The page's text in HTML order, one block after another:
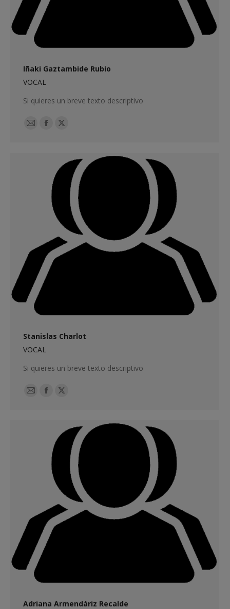
Iñaki Gaztambide Rubio
VOCAL
Si quieres un breve texto descriptivo
E-
Facebook
X
Stanislas Charlot
VOCAL
Si quieres un breve texto descriptivo
E-
Facebook
X
Adriana Armendáriz Recalde